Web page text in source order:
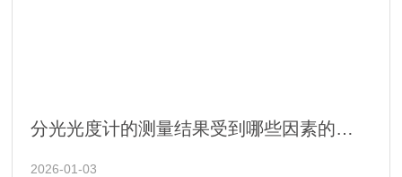
分光光度计的测量结果受到哪些因素的影响？
2026-01-03